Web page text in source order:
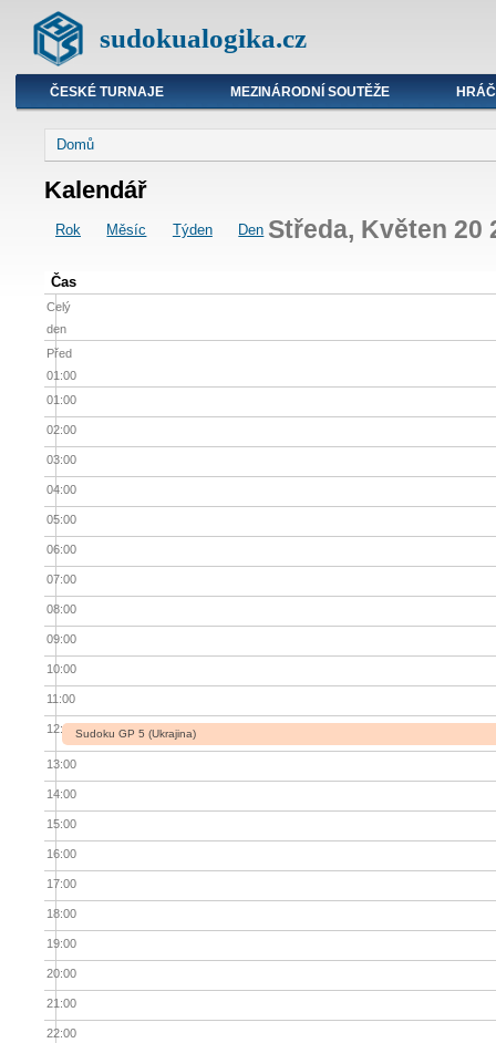
sudokualogika.cz
ČESKÉ TURNAJE MEZINÁRODNÍ SOUTĚŽE
Domů
Kalendář
Rok Měsíc Týden Den Středa, Květen 20
Čas
Celý
den
Před
01:00
01:00
02:00
03:00
04:00
05:00
06:00
07:00
08:00
09:00
10:00
11:00
12:00Sudoku GP 5 (Ukrajina)
13:00
14:00
15:00
16:00
17:00
18:00
19:00
20:00
21:00
22:00